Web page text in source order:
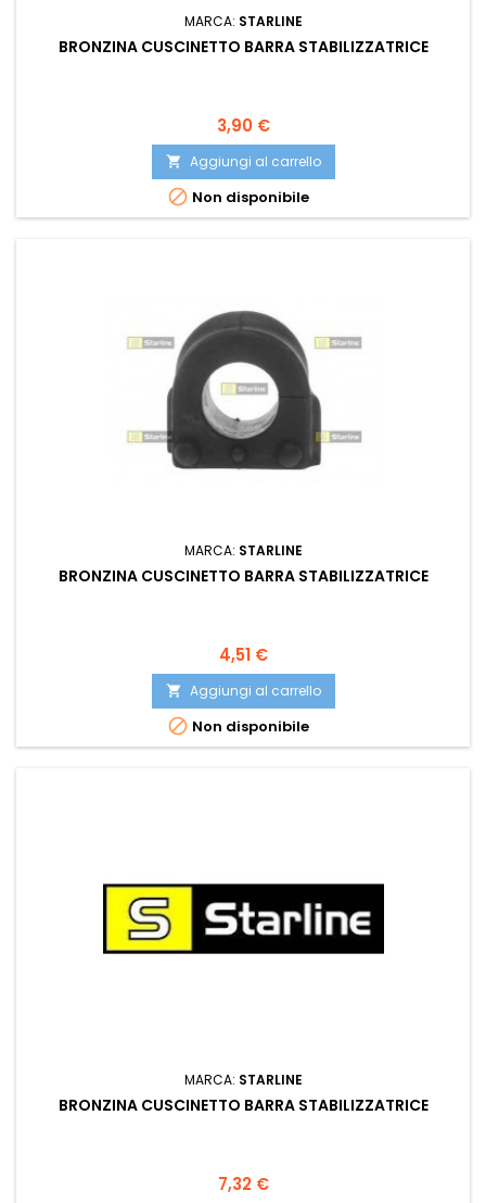
MARCA: STARLINE
BRONZINA CUSCINETTO BARRA STABILIZZATRICE
Prezzo
3,90 €
 Aggiungi al carrello
 Non disponibile
MARCA: STARLINE
BRONZINA CUSCINETTO BARRA STABILIZZATRICE
Prezzo
4,51 €
 Aggiungi al carrello
 Non disponibile
MARCA: STARLINE
BRONZINA CUSCINETTO BARRA STABILIZZATRICE
Prezzo
7,32 €